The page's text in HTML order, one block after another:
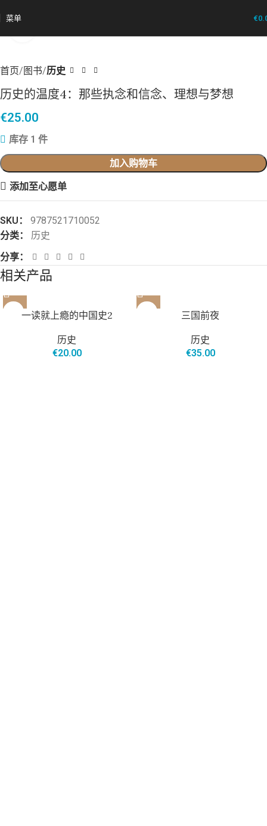
菜单 €
首页 图书 历史
历史的温度4：那些执念和信念、理想与梦想
€25.00
库存 1 件
加入购物车
添加至心愿单
SKU： 9787521710052
分类：
历史
分享：
相关产品
一读就上瘾的中国史2
历史
€20.00
三国前夜
历史
€35.00